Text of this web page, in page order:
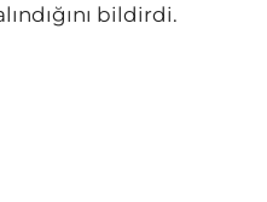
bildirdi.